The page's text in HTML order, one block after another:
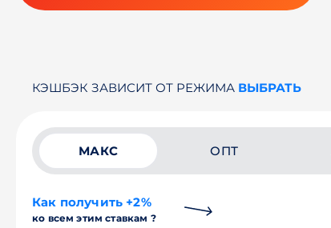
КЭШБЭК ЗАВИСИТ ОТ РЕЖИМА ВЫБРАТЬ
МАКС ОПТ
Как получить +2%
ко всем этим ставкам ?